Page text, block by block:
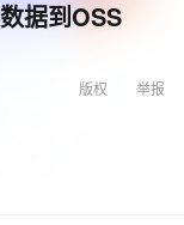
据到OSS
举报
版权